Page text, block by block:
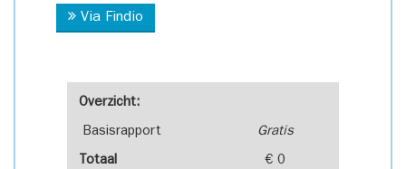
Overzicht:
Basisrapport Gratis
Totaal € 0
Via Findio